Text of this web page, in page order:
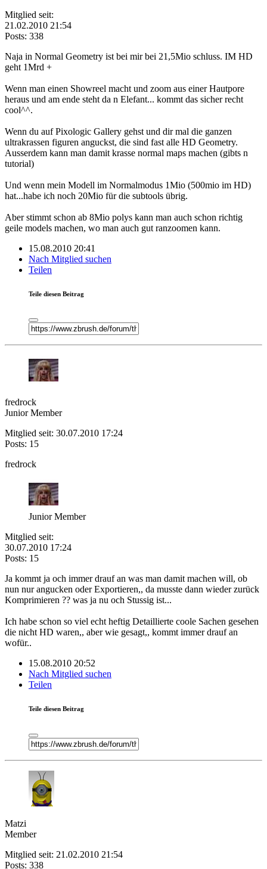
Mitglied seit:
21.02.2010 21:54
Posts: 338
Naja in Normal Geometry ist bei mir bei 21,5Mio schluss. IM HD
geht 1Mrd +
Wenn man einen Showreel macht und zoom aus einer Hautpore
heraus und am ende steht da n Elefant... kommt das sicher recht
cool^^.
Wenn du auf Pixologic Gallery gehst und dir mal die ganzen
ultrakrassen figuren anguckst, die sind fast alle HD Geometry.
Ausserdem kann man damit krasse normal maps machen (gibts n
tutorial)
Und wenn mein Modell im Normalmodus 1Mio (500mio im HD)
hat...habe ich noch 20Mio für die subtools übrig.
Aber stimmt schon ab 8Mio polys kann man auch schon richtig
geile models machen, wo man auch gut ranzoomen kann.
15.08.2010 20:41
Nach Mitglied suchen
Teilen
Teile diesen Beitrag
fredrock
Junior Member
Mitglied seit: 30.07.2010 17:24
Posts: 15
fredrock
Junior Member
Mitglied seit:
30.07.2010 17:24
Posts: 15
Ja kommt ja och immer drauf an was man damit machen will, ob
nun nur angucken oder Exportieren,, da musste dann wieder zurück
Komprimieren ?? was ja nu och Stussig ist...
Ich habe schon so viel echt heftig Detaillierte coole Sachen gesehen
die nicht HD waren,, aber wie gesagt,, kommt immer drauf an
wofür..
15.08.2010 20:52
Nach Mitglied suchen
Teilen
Teile diesen Beitrag
Matzi
Member
Mitglied seit: 21.02.2010 21:54
Posts: 338